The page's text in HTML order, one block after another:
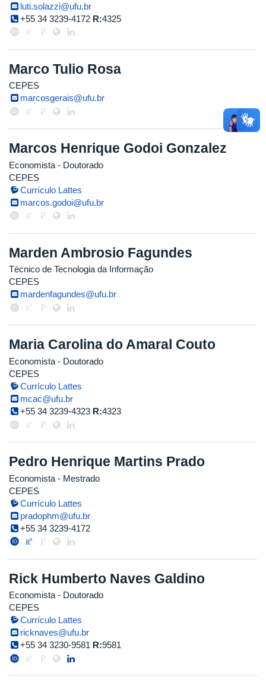
luti.solazzi@ufu.br
+55 34 3239-4172 R:4325
Marco Tulio Rosa
CEPES
marcosgerais@ufu.br
Marcos Henrique Godoi Gonzalez
Economista - Doutorado
CEPES
Currículo Lattes
marcos.godoi@ufu.br
Marden Ambrosio Fagundes
Técnico de Tecnologia da Informação
CEPES
mardenfagundes@ufu.br
Maria Carolina do Amaral Couto
Economista - Doutorado
CEPES
Currículo Lattes
mcac@ufu.br
+55 34 3239-4323 R:4323
Pedro Henrique Martins Prado
Economista - Mestrado
CEPES
Currículo Lattes
pradophm@ufu.br
+55 34 3239-4172
Rick Humberto Naves Galdino
Economista - Doutorado
CEPES
Currículo Lattes
ricknaves@ufu.br
+55 34 3230-9581 R:9581